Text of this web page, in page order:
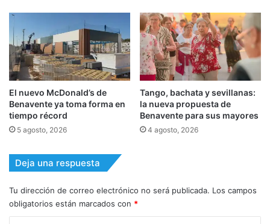
El nuevo McDonald’s de
Benavente ya toma forma en
tiempo récord
5 agosto, 2026
Tango, bachata y sevillanas:
la nueva propuesta de
Benavente para sus mayores
4 agosto, 2026
Deja una respuesta
Tu dirección de correo electrónico no será publicada. Los campos
obligatorios están marcados con *